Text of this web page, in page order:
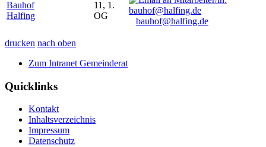
Bauhof
Halfing
11, 1.
OG
bauhof@halfing.de
drucken nach oben
Zum Intranet Gemeinderat
Quicklinks
Kontakt
Inhaltsverzeichnis
Impressum
Datenschutz